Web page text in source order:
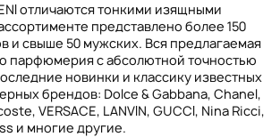
отличаются тонкими изящными
представлено более 150
и свыше 50 мужских. Вся предлагаемая
парфюмерия с абсолютной точностью
новинки и классику известных
брендов: Dolce & Gabbana, Chanel,
VERSACE, LANVIN, GUCCI, Nina Ricci,
и многие другие.